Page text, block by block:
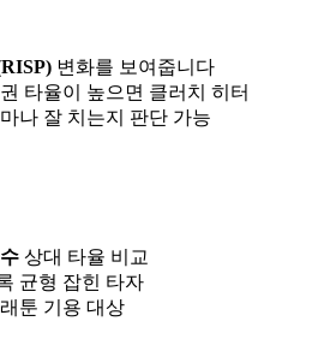
변화를 보여줍니다
타율이 높으면 클러치 히터
나 잘 치는지 판단 가능
상대 타율 비교
균형 잡힌 타자
툰 기용 대상